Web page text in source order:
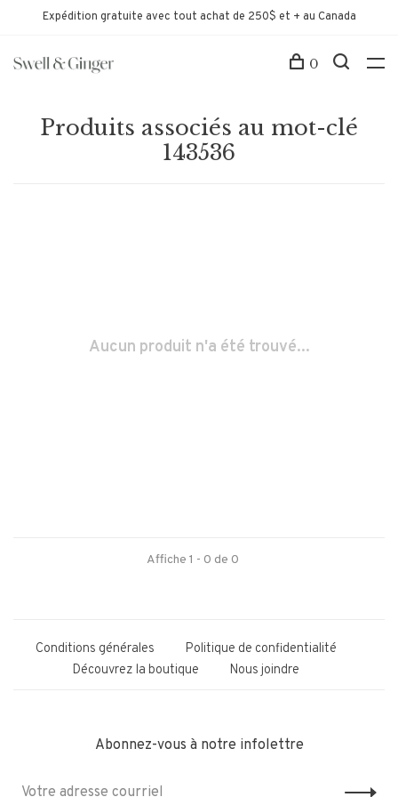
Expédition gratuite avec tout achat de 250$ et + au Canada
0
Produits associés au mot-clé
143536
Aucun produit n'a été trouvé...
Affiche 1 - 0 de 0
Conditions générales
Politique de confidentialité
Découvrez la boutique
Nous joindre
Abonnez-vous à notre infolettre